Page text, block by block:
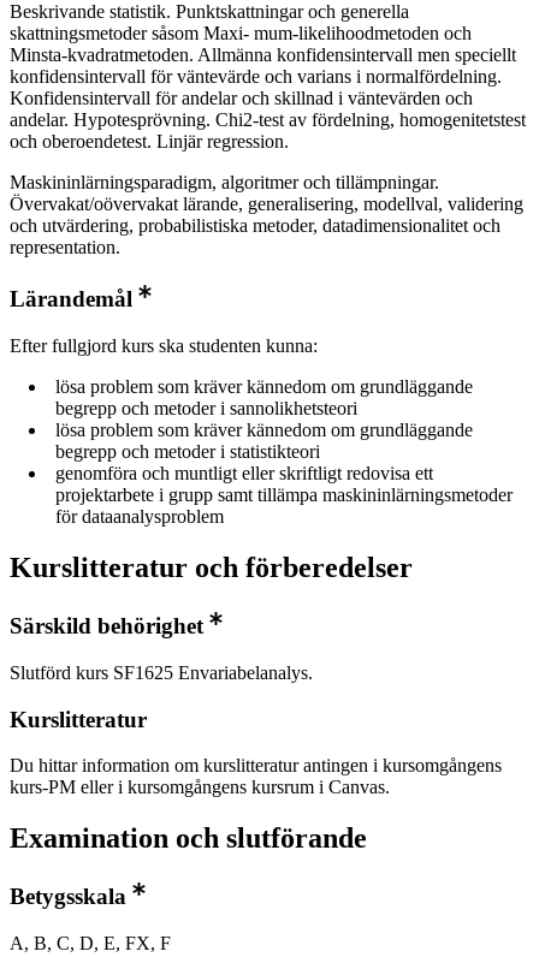
Beskrivande statistik. Punktskattningar och generella
skattningsmetoder såsom Maxi- mum-likelihoodmetoden och
Minsta-kvadratmetoden. Allmänna konfidensintervall men speciellt
konfidensintervall för väntevärde och varians i normalfördelning.
Konfidensintervall för andelar och skillnad i väntevärden och
andelar. Hypotesprövning. Chi2-test av fördelning, homogenitetstest
och oberoendetest. Linjär regression.
Maskininlärningsparadigm, algoritmer och tillämpningar.
Övervakat/oövervakat lärande, generalisering, modellval, validering
och utvärdering, probabilistiska metoder, datadimensionalitet och
representation.
Lärandemål
Efter fullgjord kurs ska studenten kunna:
lösa problem som kräver kännedom om grundläggande
begrepp och metoder i sannolikhetsteori
lösa problem som kräver kännedom om grundläggande
begrepp och metoder i statistikteori
genomföra och muntligt eller skriftligt redovisa ett
projektarbete i grupp samt tillämpa maskininlärningsmetoder
för dataanalysproblem
Kurslitteratur och förberedelser
Särskild behörighet
Slutförd kurs SF1625 Envariabelanalys.
Kurslitteratur
Du hittar information om kurslitteratur antingen i kursomgångens
kurs-PM eller i kursomgångens kursrum i Canvas.
Examination och slutförande
Betygsskala
A, B, C, D, E, FX, F